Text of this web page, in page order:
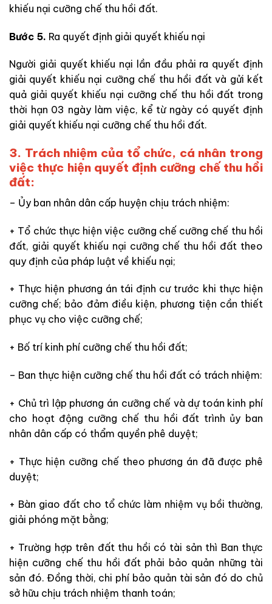
khiếu nại cưỡng chế thu hồi đất.
Bước 5. Ra quyết định giải quyết khiếu nại
Người giải quyết khiếu nại lần đầu phải ra quyết định
giải quyết khiếu nại cưỡng chế thu hồi đấtvà gửi kết
quả giải quyết khiếu nại cưỡng chế thu hồi đất trong
thời hạn 03 ngày làm việc, kể từ ngày có quyết định
giải quyết khiếu nại cưỡng chế thu hồi đất.
3. Trách nhiệm của tổ chức, cá nhân trong
việc thực hiện quyết định cưỡng chế thu hồi
đất:
– Ủy ban nhân dân cấp huyện chịu trách nhiệm:
+ Tổ chức thực hiện việc cưỡng chế cưỡng chế thu hồi
đất, giải quyết khiếu nại cưỡng chế thu hồi đất theo
quy định của pháp luật về khiếu nại;
+ Thực hiện phương án tái định cư trước khi thực hiện
cưỡng chế; bảo đảm điều kiện, phương tiện cần thiết
phục vụ cho việc cưỡng chế;
+ Bố trí kinh phí cưỡng chế thu hồi đất;
– Ban thực hiện cưỡng chế thu hồi đất có trách nhiệm:
+ Chủ trì lập phương án cưỡng chế và dự toán kinh phí
cho hoạt động cưỡng chế thu hồi đất trình ủy ban
nhân dân cấp có thẩm quyền phê duyệt;
+ Thực hiện cưỡng chế theo phương án đã được phê
duyệt;
+ Bàn giao đất cho tổ chức làm nhiệm vụ bồi thường,
giải phóng mặt bằng;
+ Trường hợp trên đất thu hồi có tài sản thì Ban thực
hiện cưỡng chế thu hồi đất phải bảo quản những tài
sản đó. Đồng thời, chi phí bảo quản tài sản đó do chủ
sở hữu chịu trách nhiệm thanh toán;